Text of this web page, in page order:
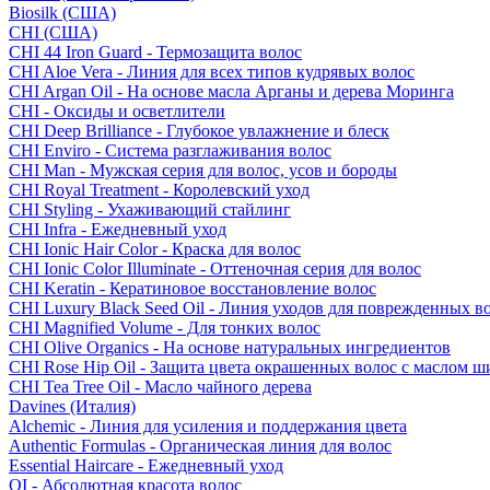
Biosilk (США)
CHI (США)
CHI 44 Iron Guard - Термозащита волос
CHI Aloe Vera - Линия для всех типов кудрявых волос
CHI Argan Oil - На основе масла Арганы и дерева Моринга
CHI - Оксиды и осветлители
CHI Deep Brilliance - Глубокое увлажнение и блеск
CHI Enviro - Система разглаживания волос
CHI Man - Мужская серия для волос, усов и бороды
CHI Royal Treatment - Королевский уход
CHI Styling - Ухаживающий стайлинг
CHI Infra - Ежедневный уход
CHI Ionic Hair Color - Краска для волос
CHI Ionic Color Illuminate - Оттеночная серия для волос
CHI Keratin - Кератиновое восстановление волос
CHI Luxury Black Seed Oil - Линия уходов для поврежденных
CHI Magnified Volume - Для тонких волос
CHI Olive Organics - На основе натуральных ингредиентов
CHI Rose Hip Oil - Защита цвета окрашенных волос с маслом
CHI Tea Tree Oil - Масло чайного дерева
Davines (Италия)
Alchemic - Линия для усиления и поддержания цвета
Authentic Formulas - Органическая линия для волос
Essential Haircare - Eжедневный уход
OI - Абсолютная красота волос